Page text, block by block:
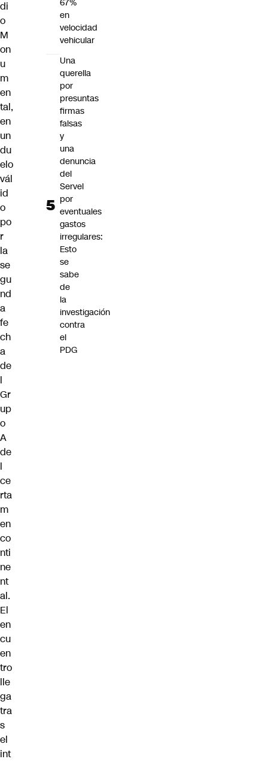
di
o
M
on
u
m
en
tal,
en
un
du
elo
vál
id
o
po
r
la
se
gu
nd
a
fe
ch
a
de
l
Gr
up
o
A
de
l
ce
rta
m
en
co
nti
ne
nt
al.
El
en
cu
en
tro
lle
ga
tra
s
el
int
67%
en
velocidad
vehicular
Una
querella
por
presuntas
firmas
falsas
y
una
denuncia
del
Servel
por
eventuales
gastos
irregulares:
Esto
se
sabe
de
la
investigación
contra
el
PDG